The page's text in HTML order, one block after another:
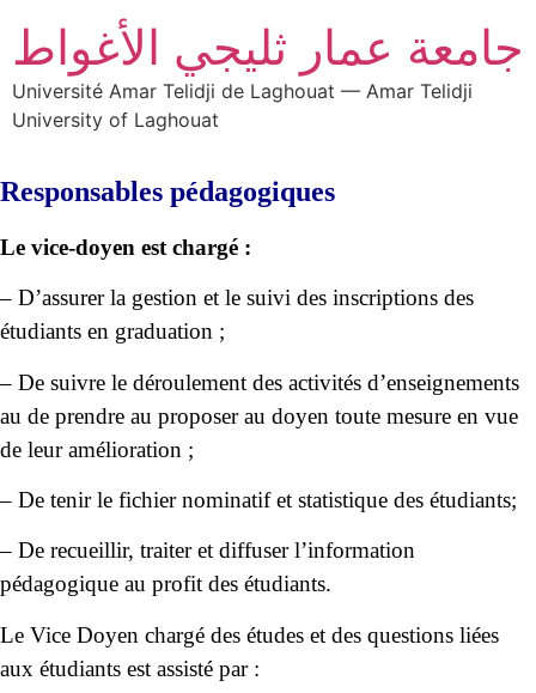
جامعة عمار ثليجي الأغواط
Université Amar Telidji de Laghouat — Amar Telidji
University of Laghouat
Responsables pédagogiques
Le vice-doyen est chargé :
– D’assurer la gestion et le suivi des inscriptions des
étudiants en graduation ;
– De suivre le déroulement des activités d’enseignements
au de prendre au proposer au doyen toute mesure en vue
de leur amélioration ;
– De tenir le fichier nominatif et statistique des étudiants;
– De recueillir, traiter et diffuser l’information
pédagogique au profit des étudiants.
Le Vice Doyen chargé des études et des questions liées
aux étudiants est assisté par :